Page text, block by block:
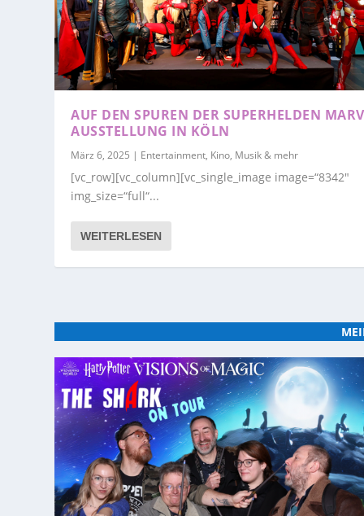
AUF DEN SPUREN DER SUPERHELDEN
AUSSTELLUNG IN KÖLN
März 6, 2025 | Entertainment, Kino, Musik & mehr
[vc_row][vc_column][vc_single_image image=“8342″
img_size=“full“...
WEITERLESEN